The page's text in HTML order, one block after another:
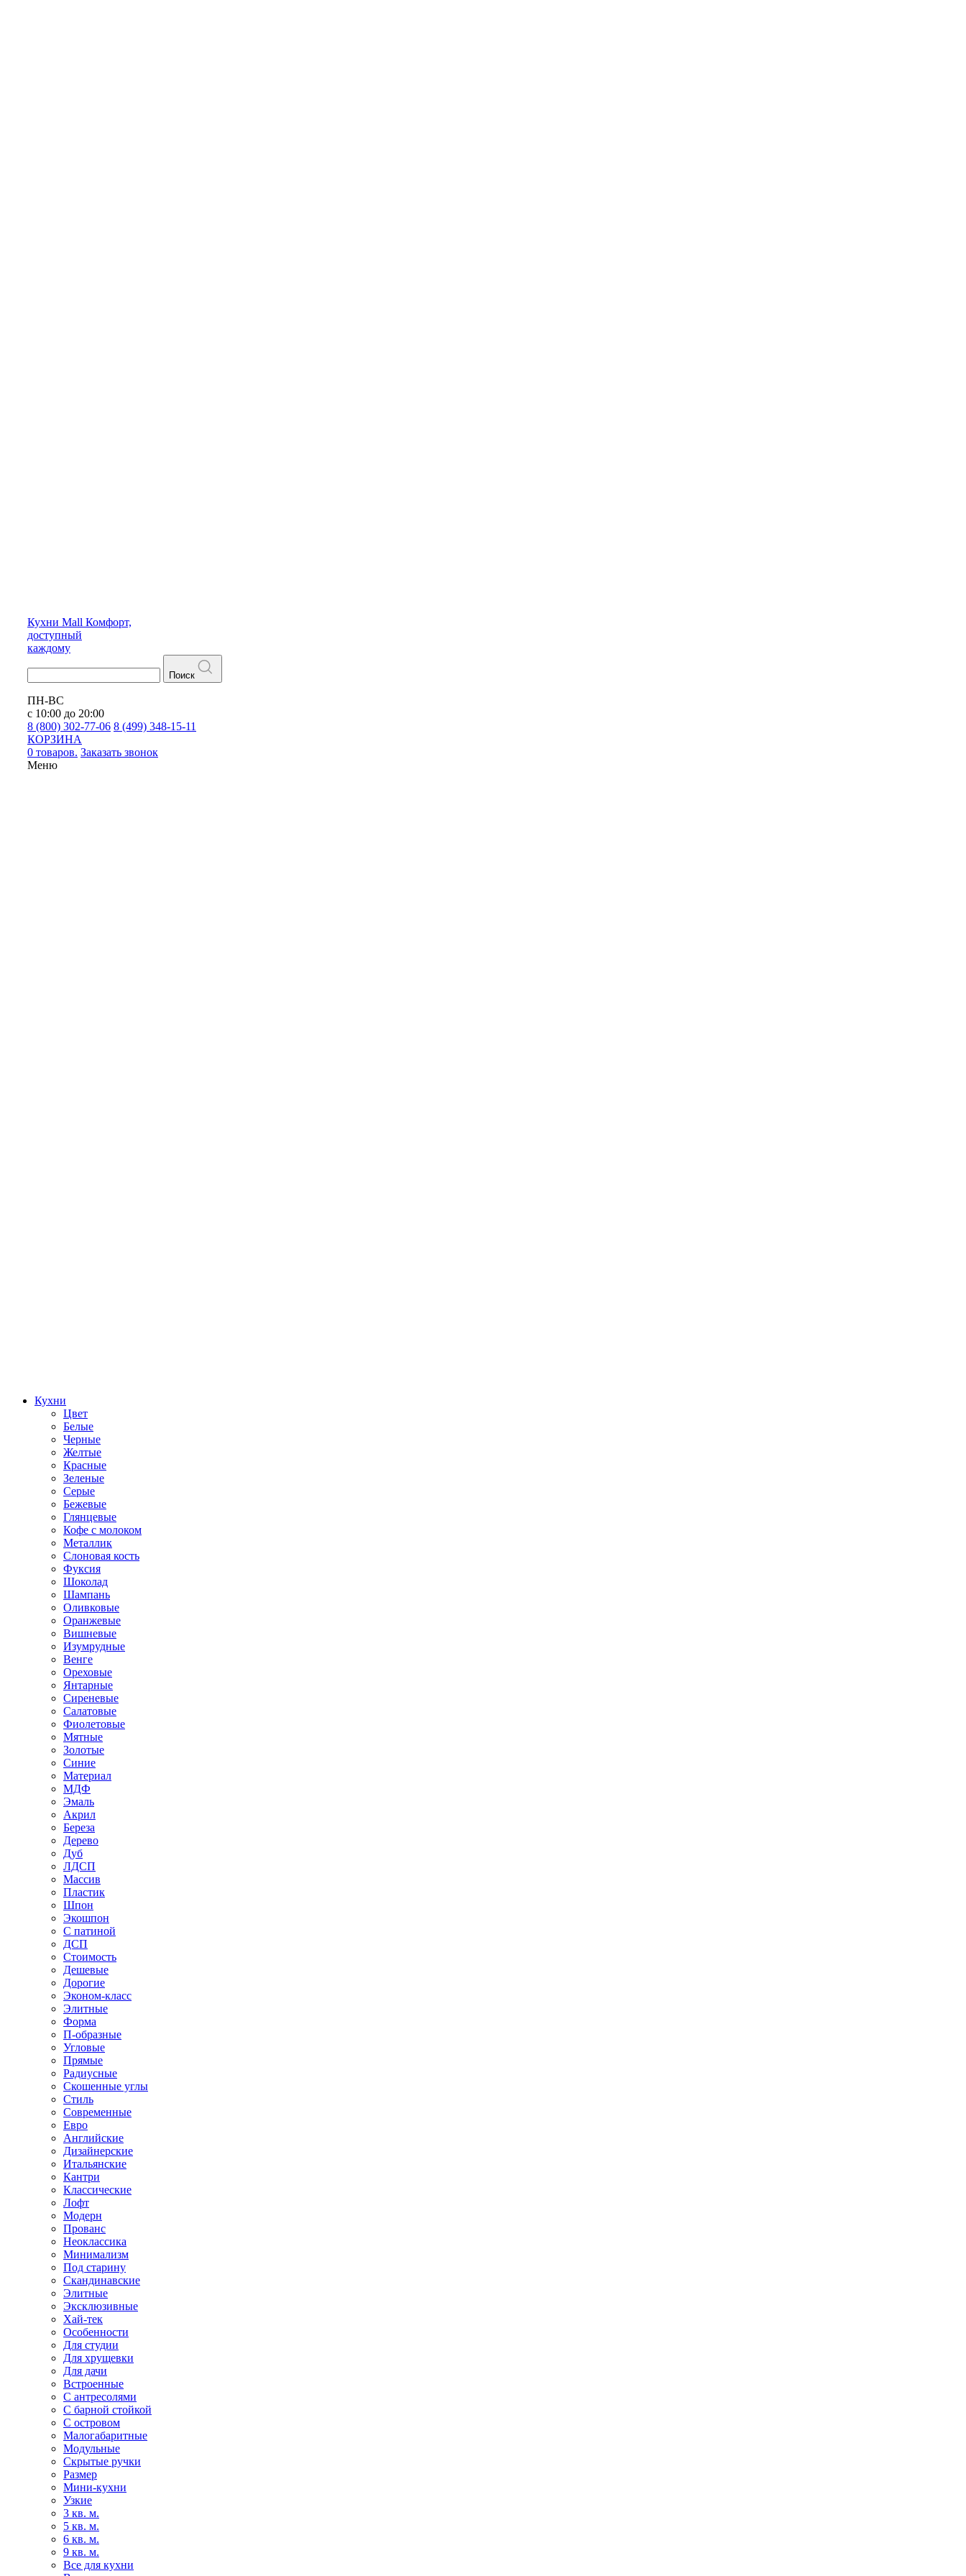
Кухни Mall Комфорт,
доступный
каждому
Поиск
ПН-ВС
с 10:00 до 20:00
8 (800) 302-77-06 8 (499) 348-15-11
КОРЗИНА
0 товаров. Заказать звонок
Меню
Кухни
Цвет
Белые
Черные
Желтые
Красные
Зеленые
Серые
Бежевые
Глянцевые
Кофе с молоком
Металлик
Слоновая кость
Фуксия
Шоколад
Шампань
Оливковые
Оранжевые
Вишневые
Изумрудные
Венге
Ореховые
Янтарные
Сиреневые
Салатовые
Фиолетовые
Мятные
Золотые
Синие
Материал
МДФ
Эмаль
Акрил
Береза
Дерево
Дуб
ЛДСП
Массив
Пластик
Шпон
Экошпон
С патиной
ДСП
Стоимость
Дешевые
Дорогие
Эконом-класс
Элитные
Форма
П-образные
Угловые
Прямые
Радиусные
Скошенные углы
Стиль
Современные
Евро
Английские
Дизайнерские
Итальянские
Кантри
Классические
Лофт
Модерн
Прованс
Неоклассика
Минимализм
Под старину
Скандинавские
Элитные
Эксклюзивные
Хай-тек
Особенности
Для студии
Для хрущевки
Для дачи
Встроенные
С антресолями
С барной стойкой
С островом
Малогабаритные
Модульные
Скрытые ручки
Размер
Мини-кухни
Узкие
3 кв. м.
5 кв. м.
6 кв. м.
9 кв. м.
Все для кухни